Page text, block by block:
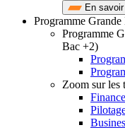
En
Programme Grande
Programme
Bac +2)
Zoom sur les
Finance